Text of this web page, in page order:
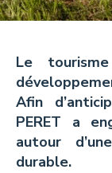
Le
Afin
PERET a
autour
durable.